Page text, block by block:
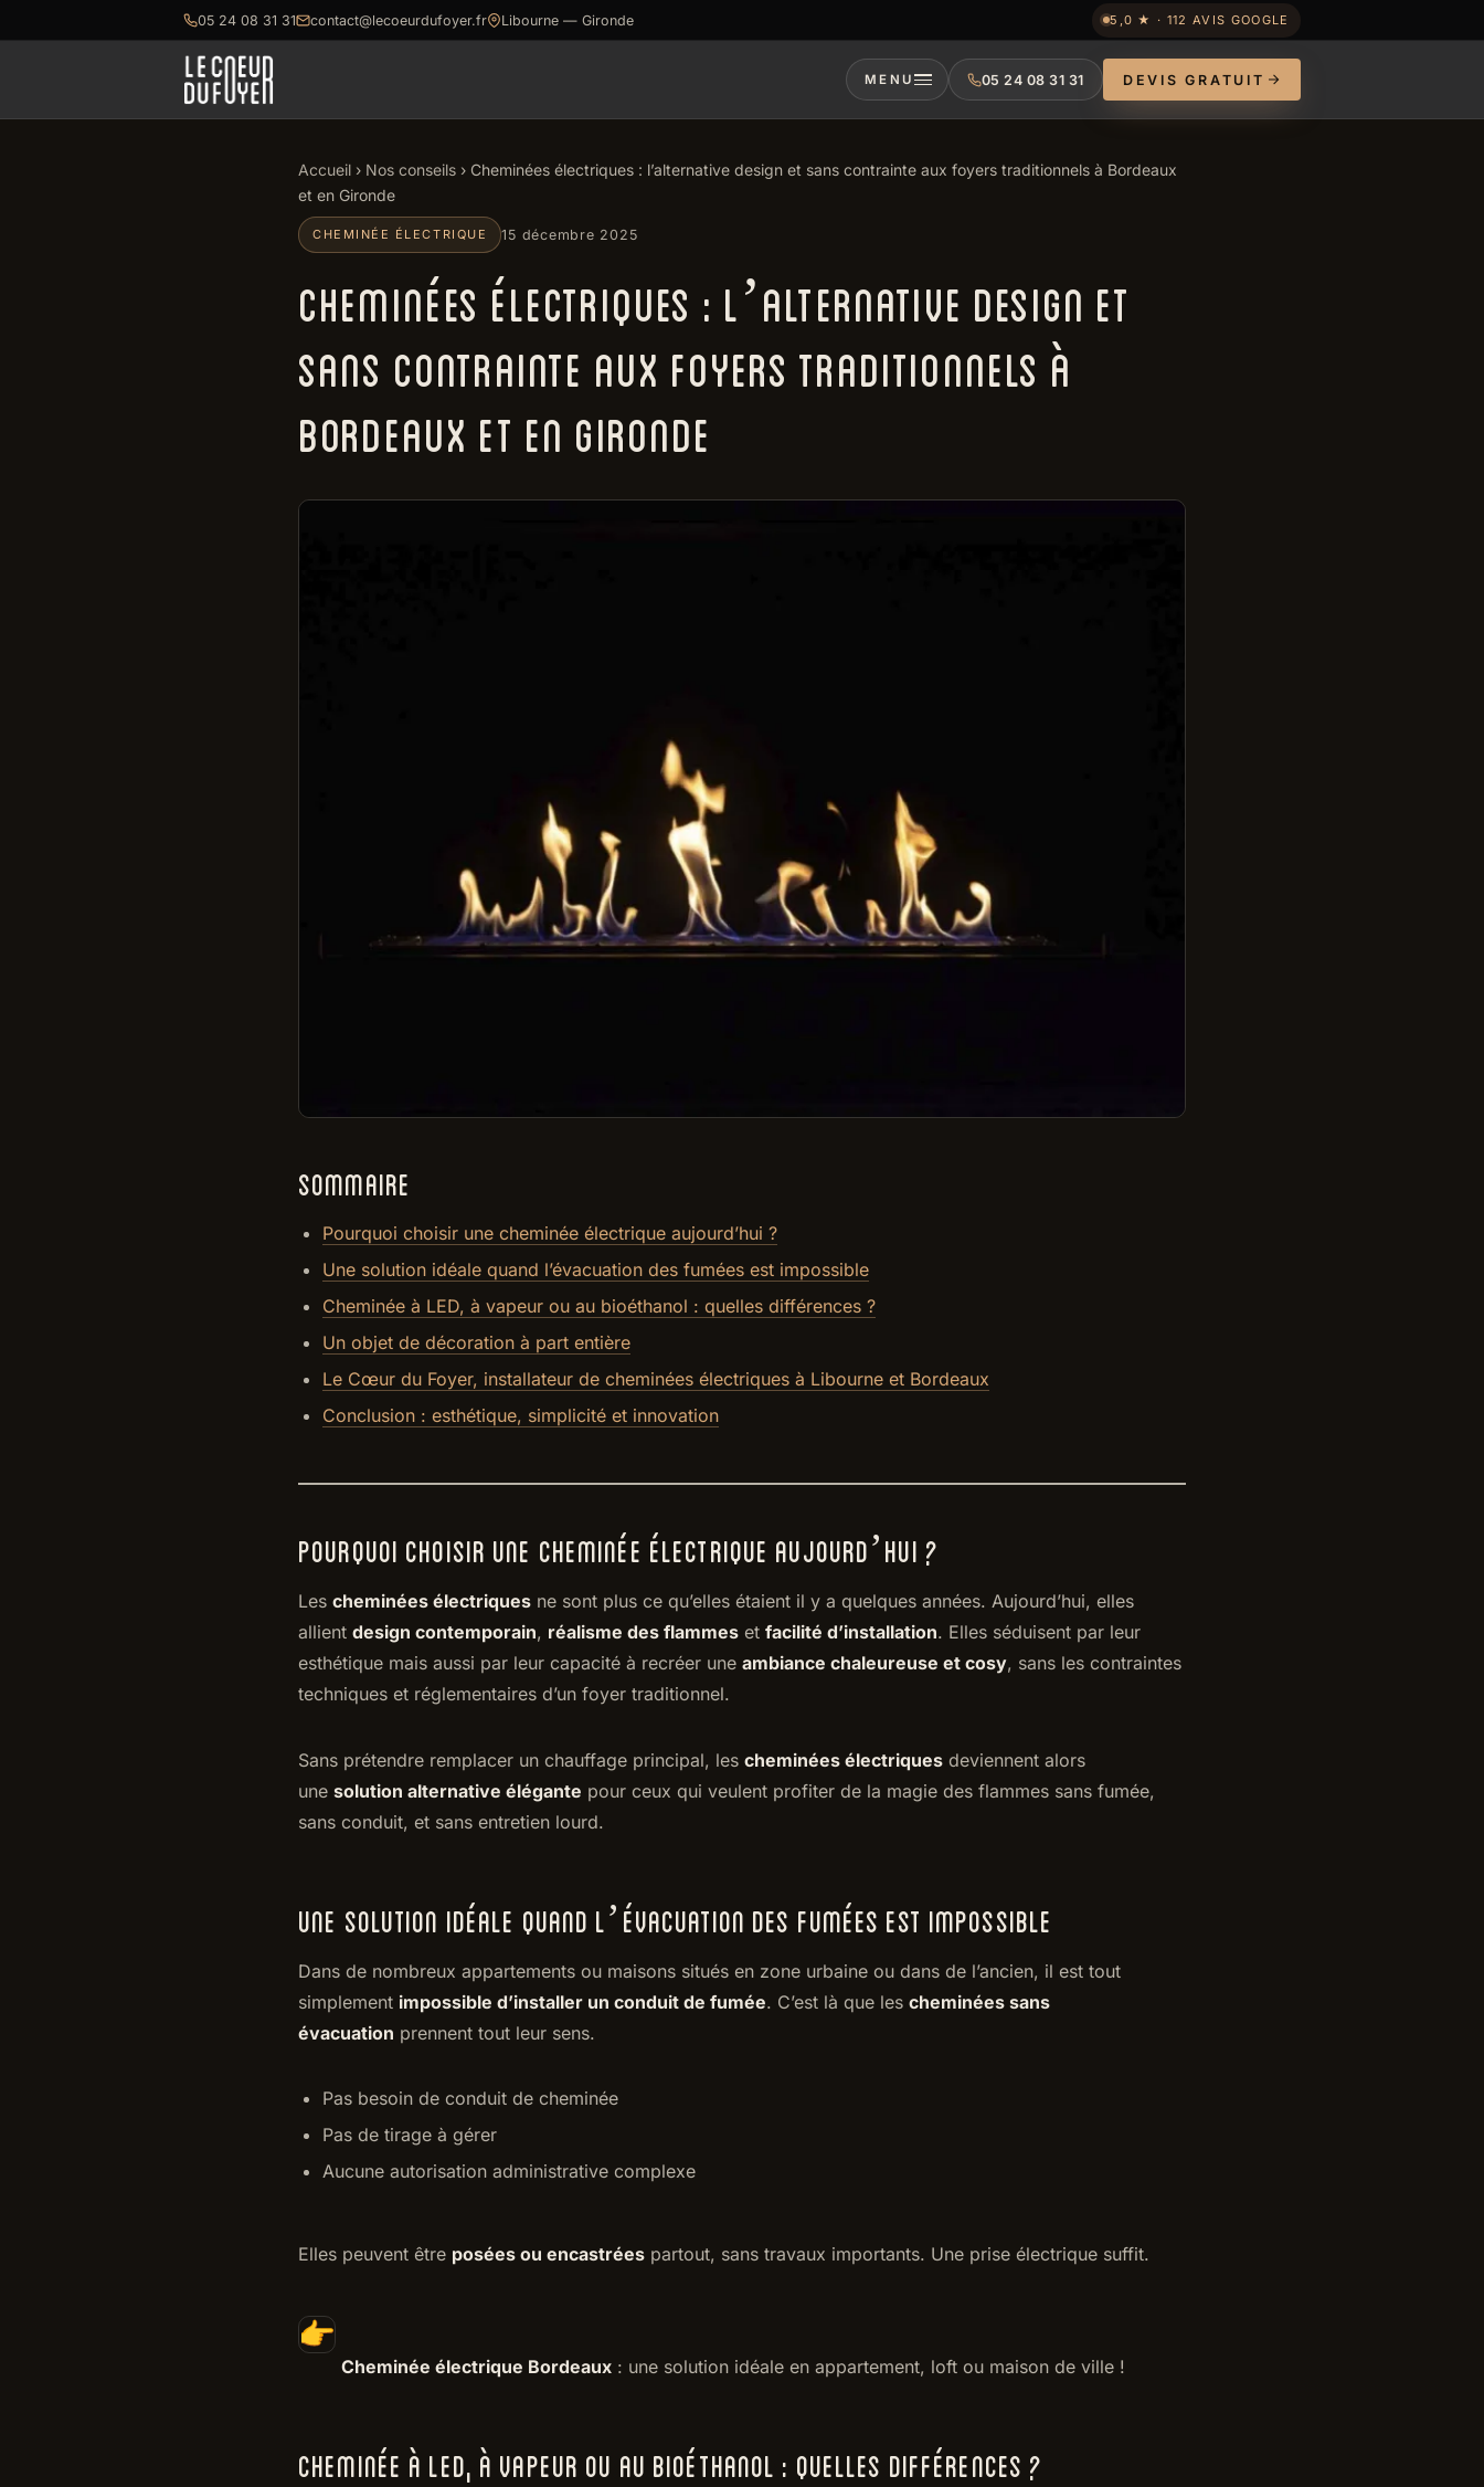
05 24 08 31 31 contact@lecoeurdufoyer.fr Libourne — Gironde 5,0 ★ · 112 AVIS GOOGLE
MENU 05 24 08 31 31 DEVIS GRATUIT
Accueil › Nos conseils › Cheminées électriques : l’alternative design et sans contrainte aux foyers traditionnels à Bordeaux
et en Gironde
CHEMINÉE ÉLECTRIQUE 15 décembre 2025
CHEMINÉES ÉLECTRIQUES : L’ALTERNATIVE DESIGN ET
SANS CONTRAINTE AUX FOYERS TRADITIONNELS À
BORDEAUX ET EN GIRONDE
SOMMAIRE
Pourquoi choisir une cheminée électrique aujourd’hui ?
Une solution idéale quand l’évacuation des fumées est impossible
Cheminée à LED, à vapeur ou au bioéthanol : quelles différences ?
Un objet de décoration à part entière
Le Cœur du Foyer, installateur de cheminées électriques à Libourne et Bordeaux
Conclusion : esthétique, simplicité et innovation
POURQUOI CHOISIR UNE CHEMINÉE ÉLECTRIQUE AUJOURD’HUI ?
Les cheminées électriques ne sont plus ce qu’elles étaient il y a quelques années. Aujourd’hui, elles
allient design contemporain, réalisme des flammes et facilité d’installation. Elles séduisent par leur
esthétique mais aussi par leur capacité à recréer une ambiance chaleureuse et cosy, sans les contraintes
techniques et réglementaires d’un foyer traditionnel.
Sans prétendre remplacer un chauffage principal, les cheminées électriques deviennent alors
une solution alternative élégante pour ceux qui veulent profiter de la magie des flammes sans fumée,
sans conduit, et sans entretien lourd.
UNE SOLUTION IDÉALE QUAND L’ÉVACUATION DES FUMÉES EST IMPOSSIBLE
Dans de nombreux appartements ou maisons situés en zone urbaine ou dans de l’ancien, il est tout
simplement impossible d’installer un conduit de fumée. C’est là que les cheminées sans
évacuation prennent tout leur sens.
Pas besoin de conduit de cheminée
Pas de tirage à gérer
Aucune autorisation administrative complexe
Elles peuvent être posées ou encastrées partout, sans travaux importants. Une prise électrique suffit.
Cheminée électrique Bordeaux : une solution idéale en appartement, loft ou maison de ville !
CHEMINÉE À LED, À VAPEUR OU AU BIOÉTHANOL : QUELLES DIFFÉRENCES ?